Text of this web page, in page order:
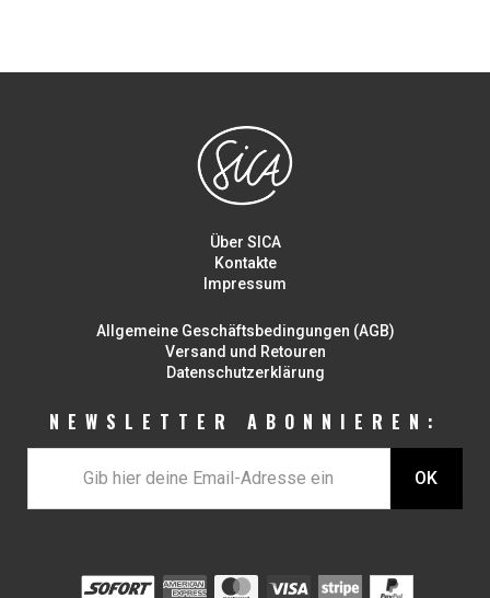
Über SICA
Kontakte
Impressum
Allgemeine Geschäftsbedingungen (AGB)
Versand und Retouren
Datenschutzerklärung
NEWSLETTER ABONNIEREN: